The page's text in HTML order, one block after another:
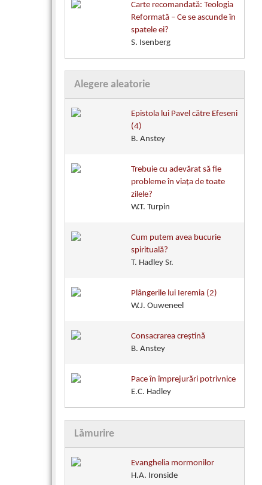
Carte recomandată: Teologia
Reformată – Ce se ascunde în
spatele ei?
S. Isenberg
Alegere aleatorie
Epistola lui Pavel către Efeseni
(4)
B. Anstey
Trebuie cu adevărat să fie
probleme în viaţa de toate
zilele?
W.T. Turpin
Cum putem avea bucurie
spirituală?
T. Hadley Sr.
Plângerile lui Ieremia (2)
W.J. Ouweneel
Consacrarea creştină
B. Anstey
Pace în împrejurări potrivnice
E.C. Hadley
Lămurire
Evanghelia mormonilor
H.A. Ironside